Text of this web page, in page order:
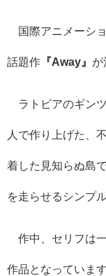
国際アニメーシ
話題作 『Away』 が
ラトビアのギン
人で作り上げた、
着した見知らぬ島
を走らせるシンプ
作中、セリフは
作品となっていま